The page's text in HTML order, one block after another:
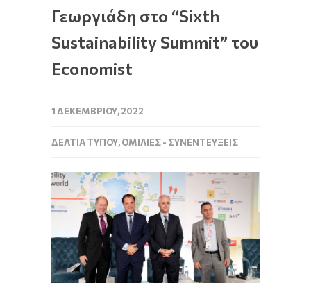
Γεωργιάδη στο “Sixth
Sustainability Summit” του
Economist
1 ΔΕΚΕΜΒΡΊΟΥ, 2022
ΔΕΛΤΊΑ ΤΎΠΟΥ,ΟΜΙΛΊΕΣ - ΣΥΝΕΝΤΕΎΞΕΙΣ